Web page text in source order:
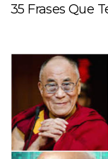
35 Frases Que